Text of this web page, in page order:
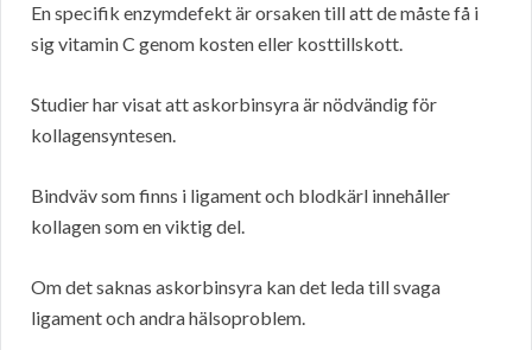
En specifik enzymdefekt är orsaken till att de måste få i
sig vitamin C genom kosten eller kosttillskott.
Studier har visat att askorbinsyra är nödvändig för
kollagensyntesen.
Bindväv som finns i ligament och blodkärl innehåller
kollagen som en viktig del.
Om det saknas askorbinsyra kan det leda till svaga
ligament och andra hälsoproblem.